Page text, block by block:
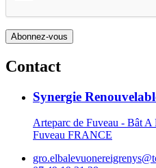
Contact
Synergie
Arteparc de Fuveau - Bât
Fuveau FRANCE